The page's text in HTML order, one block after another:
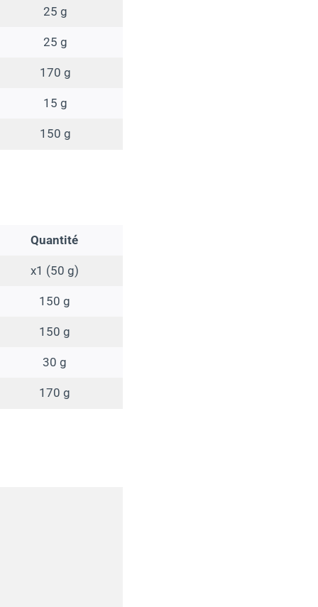
25 g
25 g
170 g
15 g
150 g
Quantité
x1 (50 g)
150 g
150 g
30 g
170 g